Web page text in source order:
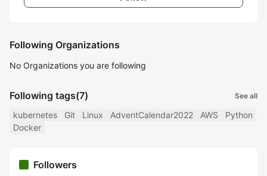
Following Organizations
No Organizations you are following
Following tags(7) See all
kubernetes Git Linux AdventCalendar2022 AWS
Python
Docker
Followers